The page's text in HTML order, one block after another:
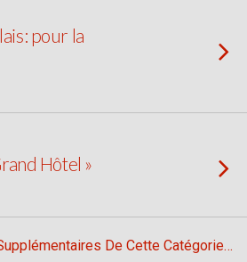
pour la
Hôtel »
De Cette Catégorie…